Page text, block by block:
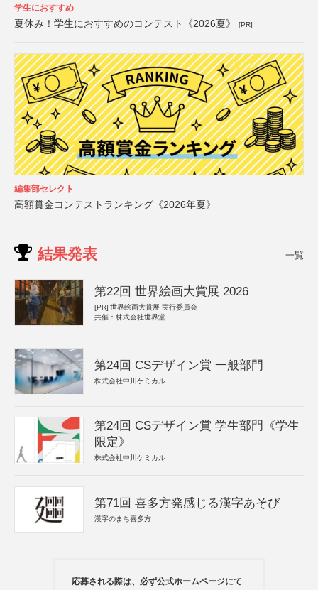
学生におすすめ
夏休み！学生におすすめのコンテスト《2026夏》 [PR]
編集部セレクト
高額賞金コンテストランキング《2026年夏》
結果発表 一覧
第22回 世界絵画大賞展 2026
[PR] 世界絵画大賞展 実行委員会
共催：株式会社世界堂
第24回 CSデザイン賞 一般部門
株式会社中川ケミカル
第24回 CSデザイン賞 学生部門《学生
限定》
株式会社中川ケミカル
第71回 喜多方発感じる漢字あそび
漢字のまち喜多方
応募される際は、必ず公式ホームページにて